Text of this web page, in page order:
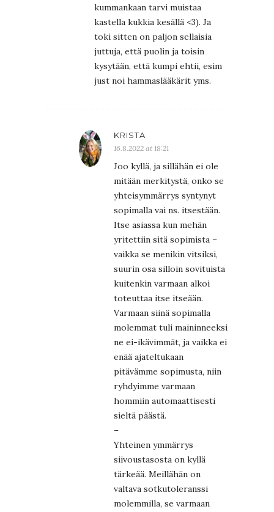
kummankaan tarvi muistaa
kastella kukkia kesällä <3). Ja
toki sitten on paljon sellaisia
juttuja, että puolin ja toisin
kysytään, että kumpi ehtii, esim
just noi hammaslääkärit yms.
KRISTA
16.8.2022 at 18:21
Joo kyllä, ja sillähän ei ole
mitään merkitystä, onko se
yhteisymmärrys syntynyt
sopimalla vai ns. itsestään.
Itse asiassa kun mehän
yritettiin sitä sopimista –
vaikka se menikin vitsiksi,
suurin osa silloin sovituista
kuitenkin varmaan alkoi
toteuttaa itse itseään.
Varmaan siinä sopimalla
molemmat tuli maininneeksi
ne ei-ikävimmät, ja vaikka ei
enää ajateltukaan
pitävämme sopimusta, niin
ryhdyimme varmaan
hommiin automaattisesti
sieltä päästä.
–
Yhteinen ymmärrys
siivoustasosta on kyllä
tärkeää. Meillähän on
valtava sotkutoleranssi
molemmilla, se varmaan